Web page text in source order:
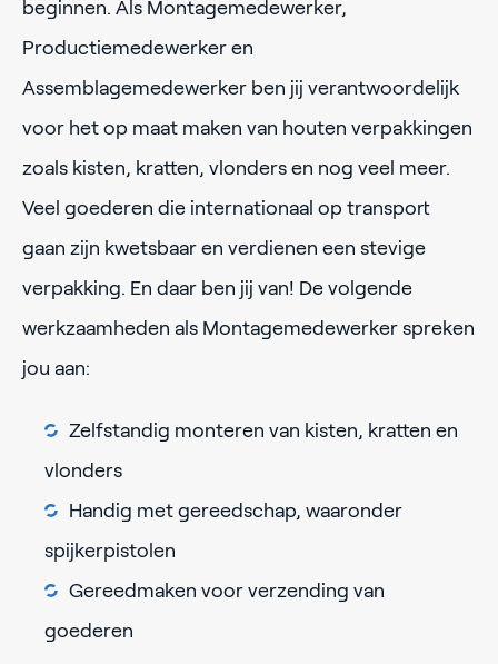
beginnen. Als Montagemedewerker,
Productiemedewerker en
Assemblagemedewerker ben jij verantwoordelijk
voor het op maat maken van houten verpakkingen
zoals kisten, kratten, vlonders en nog veel meer.
Veel goederen die internationaal op transport
gaan zijn kwetsbaar en verdienen een stevige
verpakking. En daar ben jij van! De volgende
werkzaamheden als Montagemedewerker spreken
jou aan:
Zelfstandig monteren van kisten, kratten en
vlonders
Handig met gereedschap, waaronder
spijkerpistolen
Gereedmaken voor verzending van
goederen